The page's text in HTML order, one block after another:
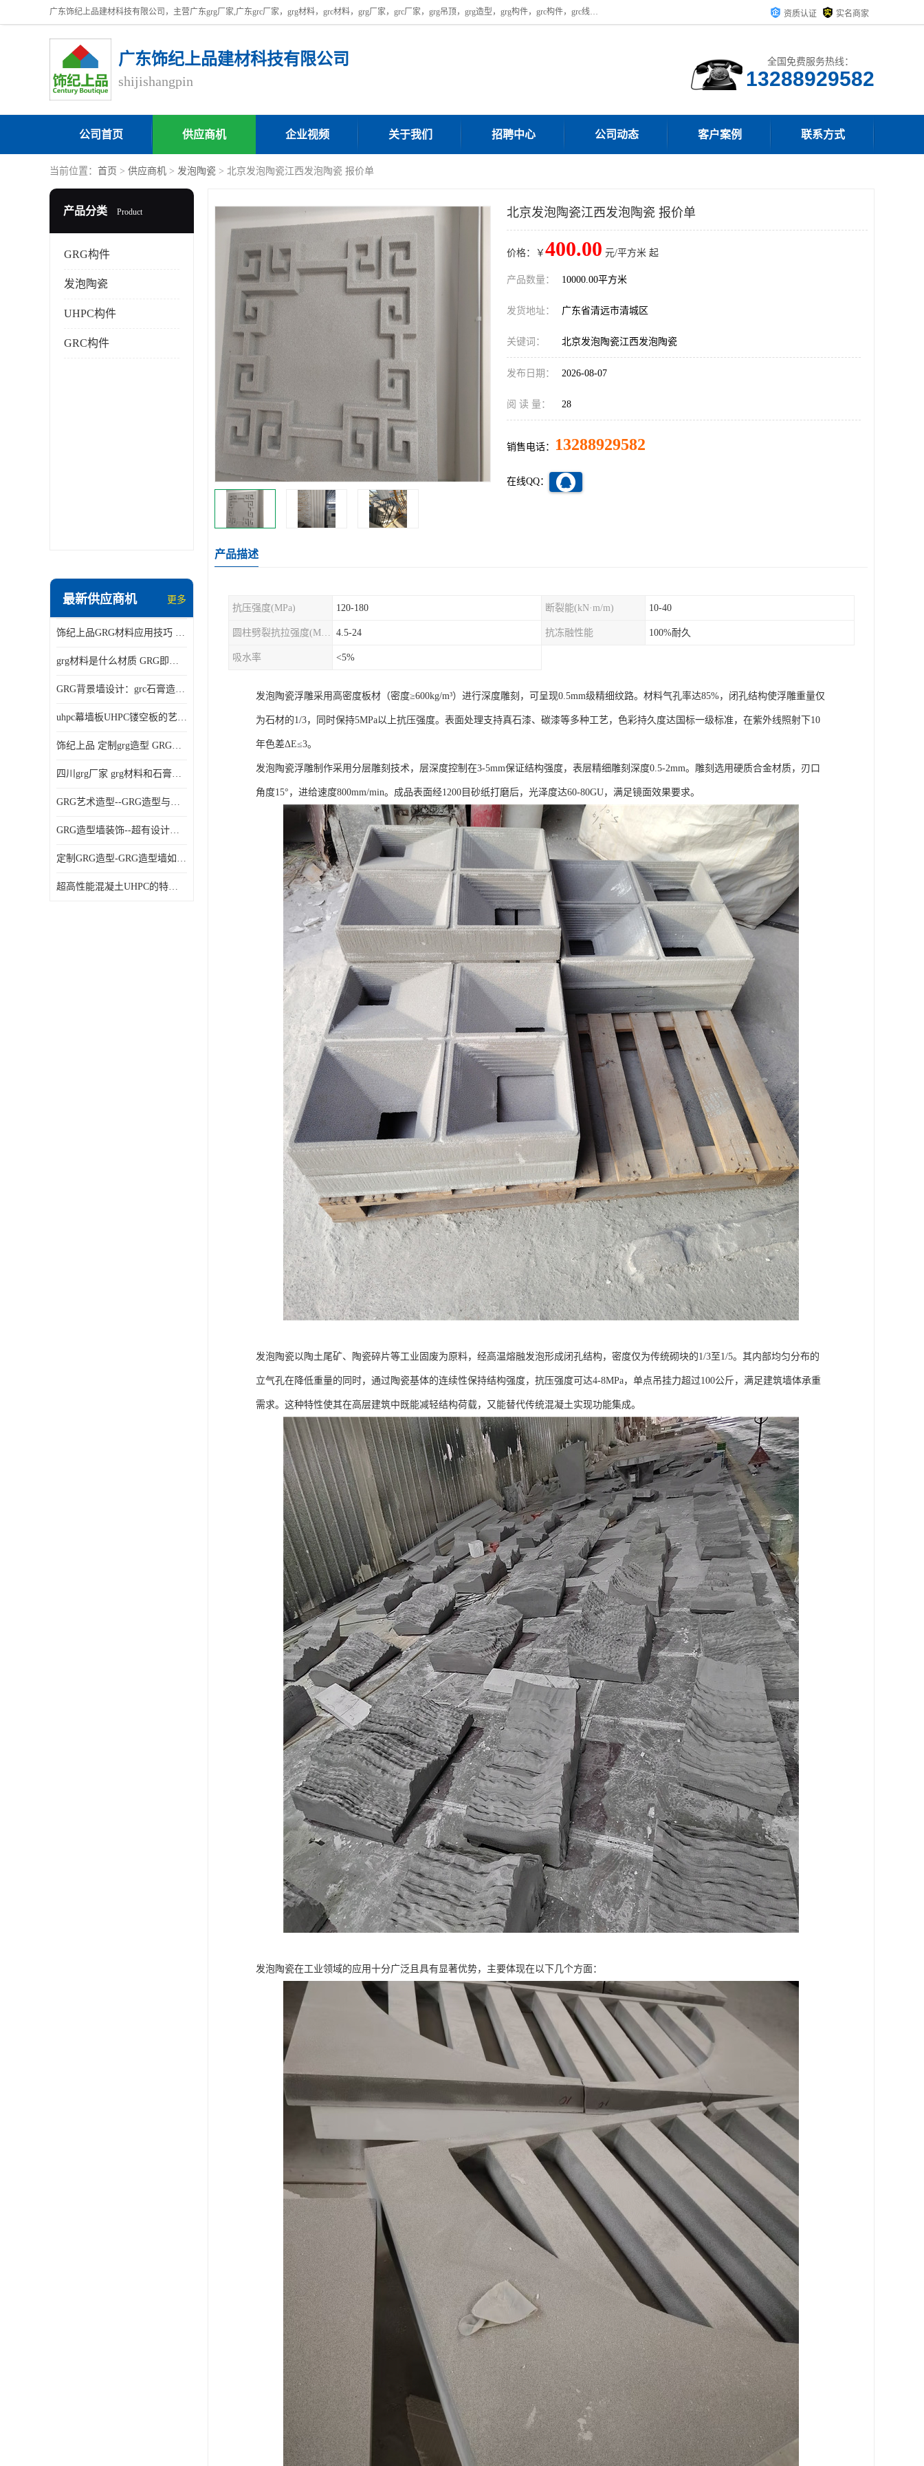
广东饰纪上品建材科技有限公司，主营广东grg厂家,广东grc厂家，grg材料，grc材料，grg厂家，grc厂家，grg吊顶，grg造型，grg构件，grc构件，grc线条，grc构件厂家,，grg材料生产厂家，grg材料定制，uhpc，uhpc厂家，uhpc外墙挂板，uhpc镂空幕墙板，厂房位于广东清远，如果您对我公司的产品服务感兴趣，请联系我们。 资质认证 实名商家
广东饰纪上品建材科技有限公司
shijishangpin
全国免费服务热线：
13288929582
公司首页 供应商机 企业视频 关于我们 招聘中心 公司动态 客户案例 联系方式
当前位置： 首页 > 供应商机 > 发泡陶瓷 > 北京发泡陶瓷江西发泡陶瓷 报价单
产品分类 Product
GRG构件
发泡陶瓷
UHPC构件
GRC构件
最新供应商机 更多
饰纪上品GRG材料应用技巧 如何在工程中实现装饰效果
grg材料是什么材质 GRG即玻璃纤维增强石膏
GRG背景墙设计：grc石膏造型的创意灵感集
uhpc幕墙板UHPC镂空板的艺术：UHPC材质的革新力量
饰纪上品 定制grg造型 GRG吊材料特性与厚度
四川grg厂家 grg材料和石膏的区别
GRG艺术造型--GRG造型与会展中心装饰空间的**碰撞
GRG造型墙装饰--超有设计感的网红打卡餐厅GRG造型墙面
定制GRG造型-GRG造型墙如何上颜色
超高性能混凝土UHPC的特点和UHPC技术要求
北京发泡陶瓷江西发泡陶瓷 报价单
价格：￥ 400.00 元/平方米 起
产品数量： 10000.00平方米
发货地址： 广东省清远市清城区
关键词： 北京发泡陶瓷江西发泡陶瓷
发布日期： 2026-08-07
阅 读 量： 28
销售电话： 13288929582
在线QQ：
产品描述
抗压强度(MPa) 120-180 断裂能(kN·m/m) 10-40
圆柱劈裂抗拉强度(MPa) 4.5-24 抗冻融性能 100%耐久
吸水率 <5%
发泡陶瓷浮雕采用高密度板材（密度≥600kg/m³）进行深度雕刻，可呈现0.5mm级精细纹路。材料气孔率达85%，闭孔结构使浮雕重量仅
为石材的1/3，同时保持5MPa以上抗压强度。表面处理支持真石漆、碳漆等多种工艺，色彩持久度达国标一级标准，在紫外线照射下10
年色差ΔE≤3。
发泡陶瓷浮雕制作采用分层雕刻技术，层深度控制在3-5mm保证结构强度，表层精细雕刻深度0.5-2mm。雕刻选用硬质合金材质，刃口
角度15°，进给速度800mm/min。成品表面经1200目砂纸打磨后，光泽度达60-80GU，满足镜面效果要求。
发泡陶瓷以陶土尾矿、陶瓷碎片等工业固废为原料，经高温熔融发泡形成闭孔结构，密度仅为传统砌块的1/3至1/5。其内部均匀分布的
立气孔在降低重量的同时，通过陶瓷基体的连续性保持结构强度，抗压强度可达4-8MPa，单点吊挂力超过100公斤，满足建筑墙体承重
需求。这种特性使其在高层建筑中既能减轻结构荷载，又能替代传统混凝土实现功能集成。
发泡陶瓷在工业领域的应用十分广泛且具有显著优势，主要体现在以下几个方面：